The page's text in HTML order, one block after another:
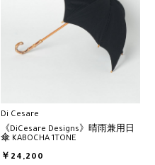
Di Cesare
《DiCesare Designs》晴雨兼用日
傘 KABOCHA 1TONE
￥24,200